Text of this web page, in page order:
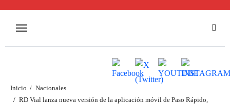
Inicio
Nacionales
RD Vial lanza nueva versión de la aplicación móvil de Paso Rápido,